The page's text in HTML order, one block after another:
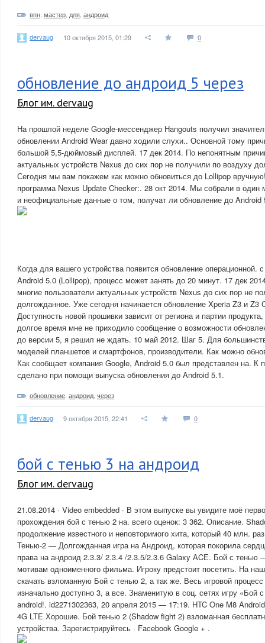
впн мастер для андроид
dervaug 10 октября 2015, 01:29 0
обновление до андроид 5 через
Блог им. dervaug
На прошлой неделе Google-мессенджер Hangouts получил
обновлении Android Wear давно ходили слухи.. Основной тому
большой 5,5-дюймовый дисплей. 17 дек 2014. По непонятным
актуальных устройств Nexus до сих пор не получили по воздуху
Сегодня мы вам покажем как можно обновиться до Lollipop
программа Nexus Update Checker:. 28 окт 2014. Мы собрали в
и неофициальные данные о том, получат ли обновление до Android
Когда для вашего устройства появится обновление операционной.
Android 5.0 (Lollipop), процесс может занять до 20 минут. 17 дек
многие пользователи актуальных устройств Nexus до сих пор не
долгожданное. Уже сегодня начинается обновление Xperia Z3 и Z3
Доступность новой прошивки зависит от региона и партии
долгое время мне не приходило сообщение о возможности
до версии 5, я решил не ждать. 10 май 2012. Шаг 5. Для
моделей планшетов и смартфонов, производители. Как можно
Как сообщает компания Google, Android 5.0 был представлен на. К
сделано при помощи выпуска обновления до Android 5.1.
обновление андроид через
dervaug 9 октября 2015, 22:41 0
бой с тенью 3 на андроид
Блог им. dervaug
21.08.2014 · Video embedded · В этом выпуске вы увидите моё
прохождения бой с тенью 2 на. всего оценок: 3 362. Описание.
продолжение известного и неповторимого хита, который 40 млн.
Тенью-2 — Долгожданная игра на Андроид, которая покорила
права на андроид 2.3.3/ 2.3.4 /2.3.5/2.3.6 Galaxy ACE. Бой с тенью
мотивам одноименного фильма. Игроку предстоит посетить. На
скачать взломанную Бой с тенью 2, а так же. Весь игровой
изначально доступно 3, а все. Знаменитую в соц. сетях игру «Бой
android!. id2271302363, 20 апреля 2015 — 17:19. HTC One M8
4G LTE Хорошие. Бой тенью 2 (Shadow fight 2) взломанная
устройства. Зарегистрируйтесь · Facebook Google + .